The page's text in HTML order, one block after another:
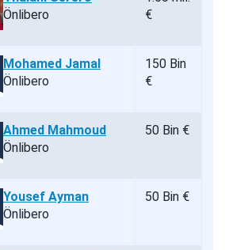
Önlibero
€
Mohamed Jamal
Önlibero
150 Bin
€
Ahmed Mahmoud
Önlibero
50 Bin €
Yousef Ayman
Önlibero
50 Bin €